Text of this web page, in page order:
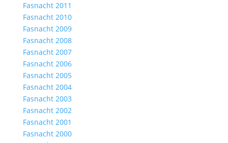
Fasnacht 2011
Fasnacht 2010
Fasnacht 2009
Fasnacht 2008
Fasnacht 2007
Fasnacht 2006
Fasnacht 2005
Fasnacht 2004
Fasnacht 2003
Fasnacht 2002
Fasnacht 2001
Fasnacht 2000